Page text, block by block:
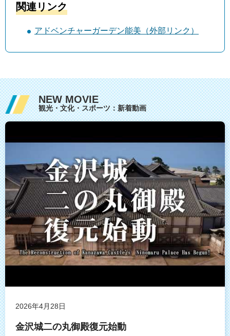
関連リンク
アドベンチャーガーデン能美（外部リンク）
NEW MOVIE
観光・文化・スポーツ：新着動画
2026年4月28日
金沢城二の丸御殿復元始動